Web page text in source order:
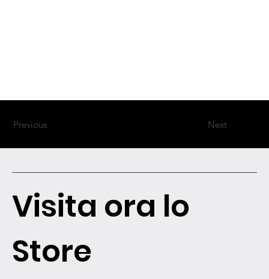
Previous Next
Visita ora lo
Store